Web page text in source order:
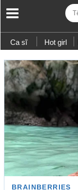
Ca sĩ Hot girl